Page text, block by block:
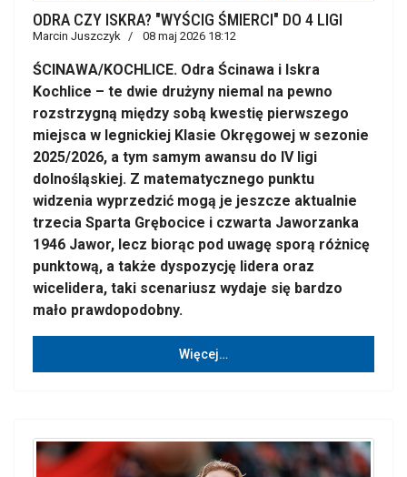
ODRA CZY ISKRA? "WYŚCIG ŚMIERCI" DO 4 LIGI
Marcin Juszczyk 08 maj 2026 18:12
ŚCINAWA/KOCHLICE. Odra Ścinawa i Iskra
Kochlice – te dwie drużyny niemal na pewno
rozstrzygną między sobą kwestię pierwszego
miejsca w legnickiej Klasie Okręgowej w sezonie
2025/2026, a tym samym awansu do IV ligi
dolnośląskiej. Z matematycznego punktu
widzenia wyprzedzić mogą je jeszcze aktualnie
trzecia Sparta Grębocice i czwarta Jaworzanka
1946 Jawor, lecz biorąc pod uwagę sporą różnicę
punktową, a także dyspozycję lidera oraz
wicelidera, taki scenariusz wydaje się bardzo
mało prawdopodobny.
Więcej…